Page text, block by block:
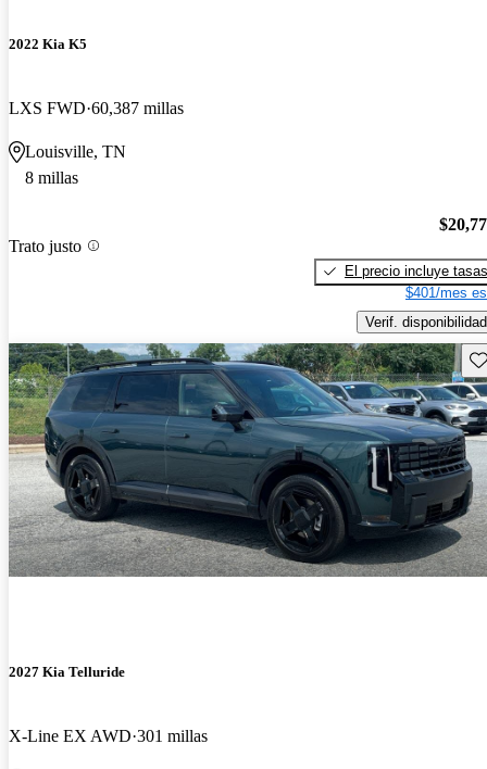
2022 Kia K5
LXS FWD 60,387 millas
Louisville, TN
8 millas
Trato justo
El precio incluye tasas
$401/mes
Verif. disponibilidad
2027 Kia Telluride
X-Line EX AWD 301 millas